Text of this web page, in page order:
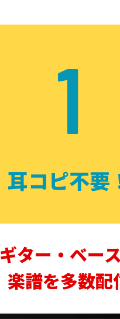
1
耳コピ不要
ギター・ベー
楽譜を多数配